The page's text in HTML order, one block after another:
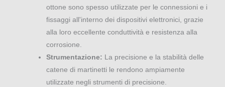
ottone sono spesso utilizzate per le connessioni e i
fissaggi all'interno dei dispositivi elettronici, grazie
alla loro eccellente conduttività e resistenza alla
corrosione.
Strumentazione: La precisione e la stabilità delle
catene di martinetti le rendono ampiamente
utilizzate negli strumenti di precisione.